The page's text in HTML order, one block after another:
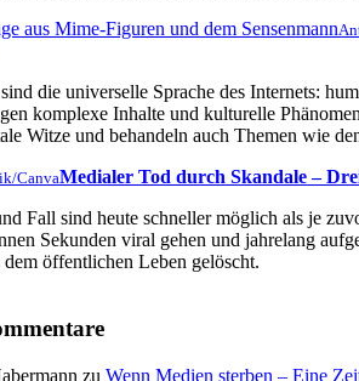
die universelle Sprache des Internets:
komplexe Inhalte und kulturelle
Witze und behandeln auch Themen wie
CanvaMedialer Tod durch Skandale –
Fall sind heute schneller möglich als je
Sekunden viral gehen und jahrelang
dem öffentlichen Leben gelöscht.
zu Wenn Medien sterben – Eine